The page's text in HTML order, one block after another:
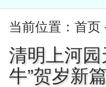
当前位置： 首页
清明上河园
牛”贺岁新篇